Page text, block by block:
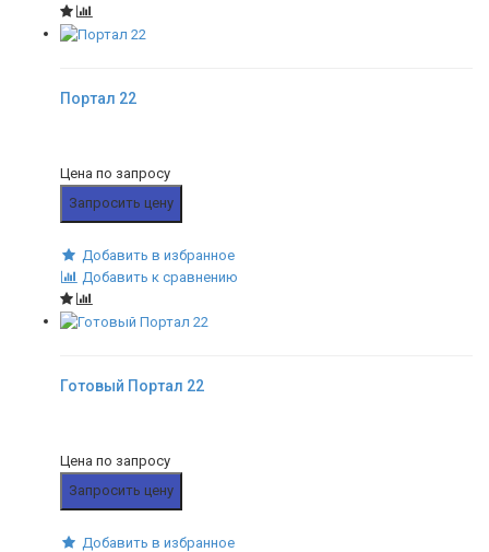
Портал 22
Цена по запросу
Запросить цену
Добавить в избранное
Добавить к сравнению
Готовый Портал 22
Цена по запросу
Запросить цену
Добавить в избранное